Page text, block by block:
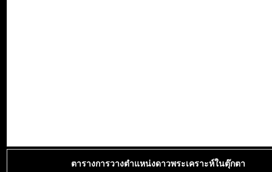
ตารางการวางตำแหน่งดาวพระเคราะห์ในตุ๊กตา